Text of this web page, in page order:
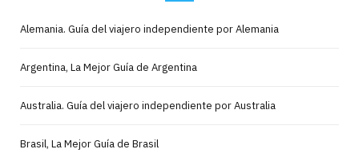
Alemania. Guía del viajero independiente por Alemania
Argentina, La Mejor Guía de Argentina
Australia. Guía del viajero independiente por Australia
Brasil, La Mejor Guía de Brasil